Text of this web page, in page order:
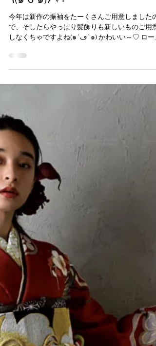
髪飾りも新作あります
٩(๑❛ᴗ❛๑)۶✧˖°
今年は新作の振袖をたーくさんご用意しましたの
しなくちゃですよね(๑´ڡ`๑) かわいい～♡ ロープ
とアレンジしても可愛いかも、、、とか想像ふく